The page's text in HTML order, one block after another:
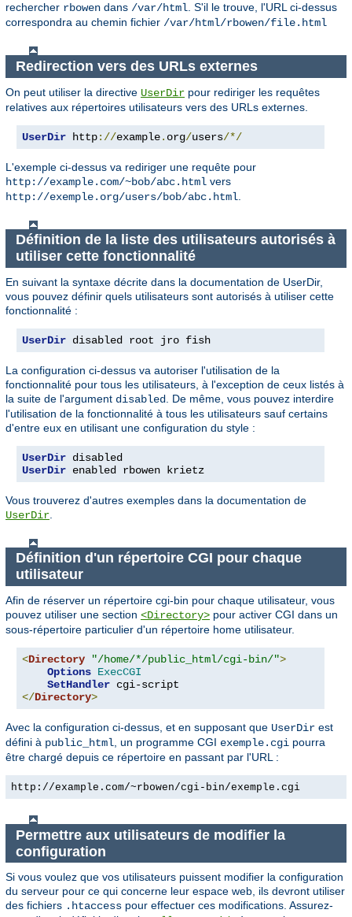
rechercher rbowen dans /var/html. S'il le trouve, l'URL ci-dessus
correspondra au chemin fichier /var/html/rbowen/file.html
Redirection vers des URLs externes
On peut utiliser la directive UserDir pour rediriger les requêtes
relatives aux répertoires utilisateurs vers des URLs externes.
UserDir http://example. org/users/*/
L'exemple ci-dessus va rediriger une requête pour
http://example.com/~bob/abc.html vers
http://exemple.org/users/bob/abc.html
Définition de la liste des utilisateurs autorisés à
utiliser cette fonctionnalité
En suivant la syntaxe décrite dans la documentation de UserDir,
vous pouvez définir quels utilisateurs sont autorisés à utiliser cette
fonctionnalité :
UserDir disabled root jro fish
La configuration ci-dessus va autoriser l'utilisation de la
fonctionnalité pour tous les utilisateurs, à l'exception de ceux listés à
la suite de l'argument disabled
. De même, vous pouvez interdire
l'utilisation de la fonctionnalité à tous les utilisateurs sauf certains
d'entre eux en utilisant une configuration du style :
UserDir
UserDir enabled rbowen krietz
Vous trouverez d'autres exemples dans la documentation de
UserDir
Définition d'un répertoire CGI pour chaque
utilisateur
Afin de réserver un répertoire cgi-bin pour chaque utilisateur, vous
pouvez utiliser une section <Directory> pour activer CGI dans un
sous-répertoire particulier d'un répertoire home utilisateur.
<Directory "/home/*/public_html/cgi-bin/">
Options ExecCGI
SetHandler
</Directory>
Avec la configuration ci-dessus, et en supposant que UserDir est
défini à public_html , un programme CGI exemple.cgi pourra
être chargé depuis ce répertoire en passant par l'URL :
http://example.com/~rbowen/cgi-bin/exemple.cgi
Permettre aux utilisateurs de modifier la
configuration
Si vous voulez que vos utilisateurs puissent modifier la configuration
du serveur pour ce qui concerne leur espace web, ils devront utiliser
des fichiers .htaccess pour effectuer ces modifications. Assurez-